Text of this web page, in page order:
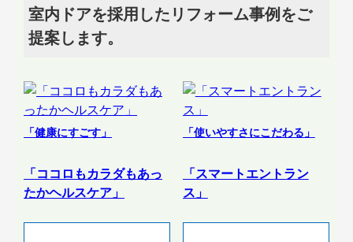
室内ドアを採用したリフォーム事例をご
提案します。
「健康にすごす」
「ココロもカラダもあっ
たかヘルスケア」
「使いやすさにこだわる」
「スマートエントラン
ス」